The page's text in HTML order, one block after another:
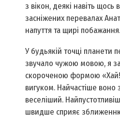
з вікон, деякі навіть щось
засніжених перевалах
напуття та щирі побажання.
У будь­якій точці планети
звучало чужою мовою, я
скороченою формою
вигуком. Найчастіше воно
веселіший.
швидше сприяє